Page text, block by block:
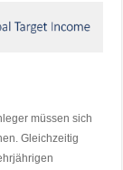
müssen sich
Gleichzeitig